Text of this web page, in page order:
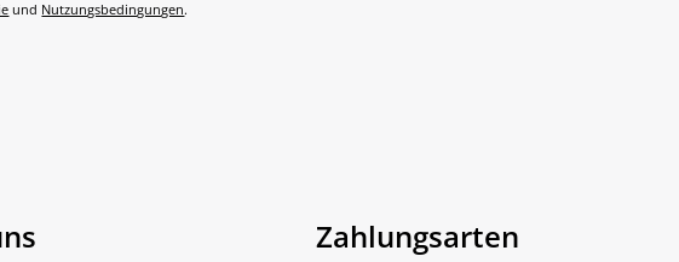
und Nutzungsbedingungen.
Zahlungsarten